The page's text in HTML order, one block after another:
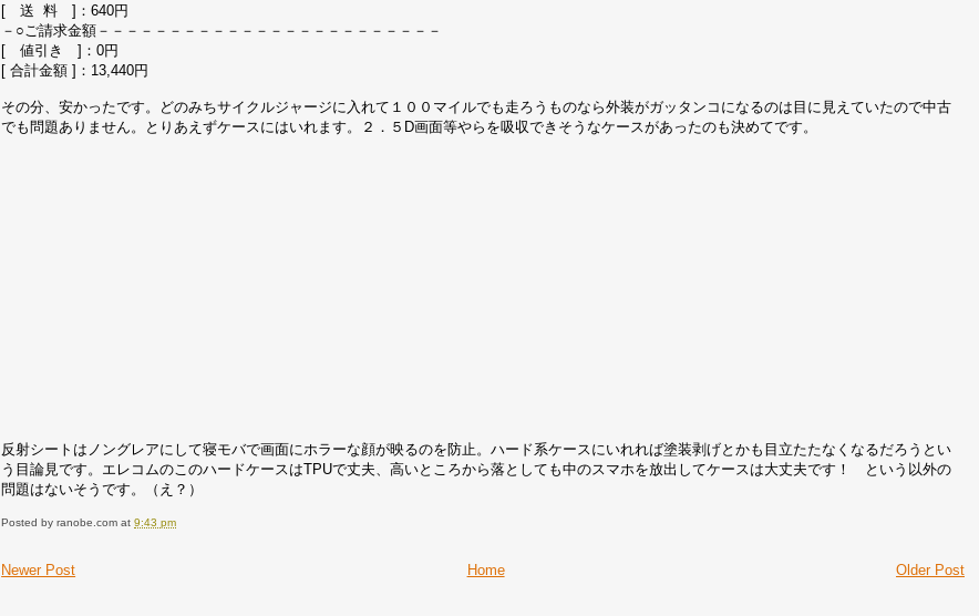
[ 送 料 ]：640円
－○ご請求金額－－－－－－－－－－－－－－－－－－－－－－－－
[ 値引き ]：0円
[ 合計金額 ]：13,440円
その分、安かったです。どのみちサイクルジャージに入れて１００マイルでも走ろうものなら外装がガッタンコになるのは目に見えていたので中古
でも問題ありません。とりあえずケースにはいれます。２．５D画面等やらを吸収できそうなケースがあったのも決めてです。
反射シートはノングレアにして寝モバで画面にホラーな顔が映るのを防止。ハード系ケースにいれれば塗装剥げとかも目立たたなくなるだろうとい
う目論見です。エレコムのこのハードケースはTPUで丈夫、高いところから落としても中のスマホを放出してケースは大丈夫です！ という以外の
問題はないそうです。（え？）
Posted byranobe.com at9:43 pm
Newer Post Older Post
Home